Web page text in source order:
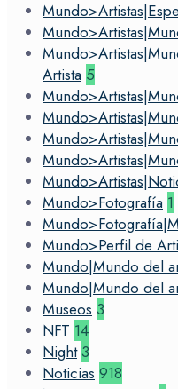
Artista 5
Mundo>Fotografía 1
Mundo>Perfil de
Mundo|Mundo del
Mundo|Mundo del
Museos 3
NFT 14
Night 3
Noticias 918